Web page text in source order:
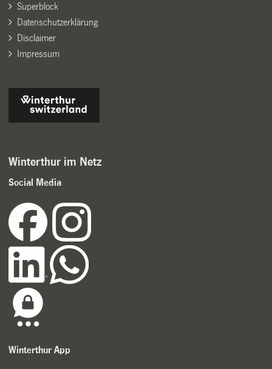
Superblock
Datenschutzerklärung
Disclaimer
Impressum
Winterthur im Netz
Social Media
Winterthur App